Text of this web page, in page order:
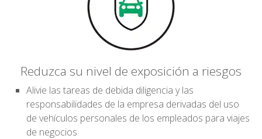
Reduzca su nivel de exposición a riesgos
Alivie las tareas de debida diligencia y las
responsabilidades de la empresa derivadas del uso
de vehículos personales de los empleados para viajes
de negocios